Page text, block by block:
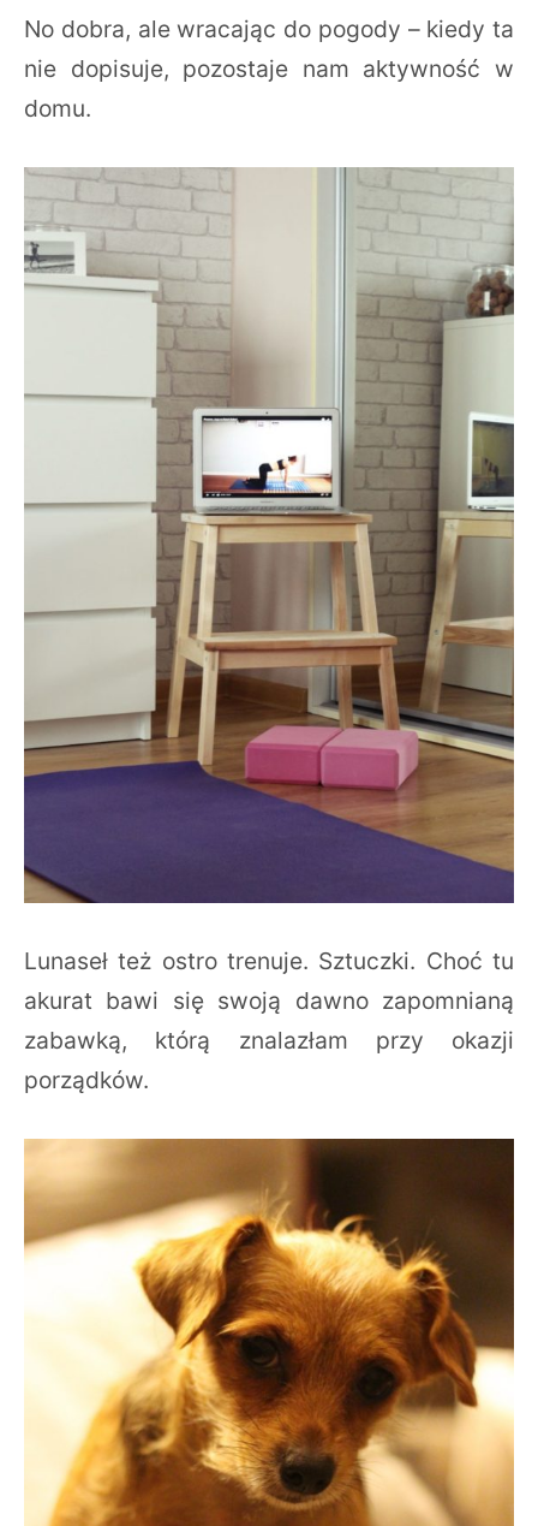
No dobra, ale wracając do pogody – kiedy ta
nie dopisuje, pozostaje nam aktywność w
domu.
Lunaseł też ostro trenuje. Sztuczki. Choć tu
akurat bawi się swoją dawno zapomnianą
zabawką, którą znalazłam przy okazji
porządków.